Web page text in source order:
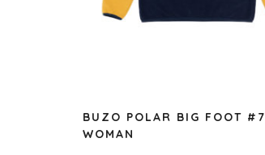
BUZO POLAR BIG FOOT #7
WOMAN